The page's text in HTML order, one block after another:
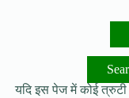
यदि इस पेज में कोई